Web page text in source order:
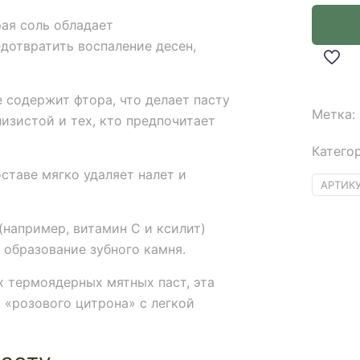
соль обладает
воспаление десен,
фтора, что делает пасту
и тех, кто предпочитает
мягко удаляет налет и
витамин С и ксилит)
зубного камня.
термоядерных мятных паст, эта
цитрона» с легкой
Метка: